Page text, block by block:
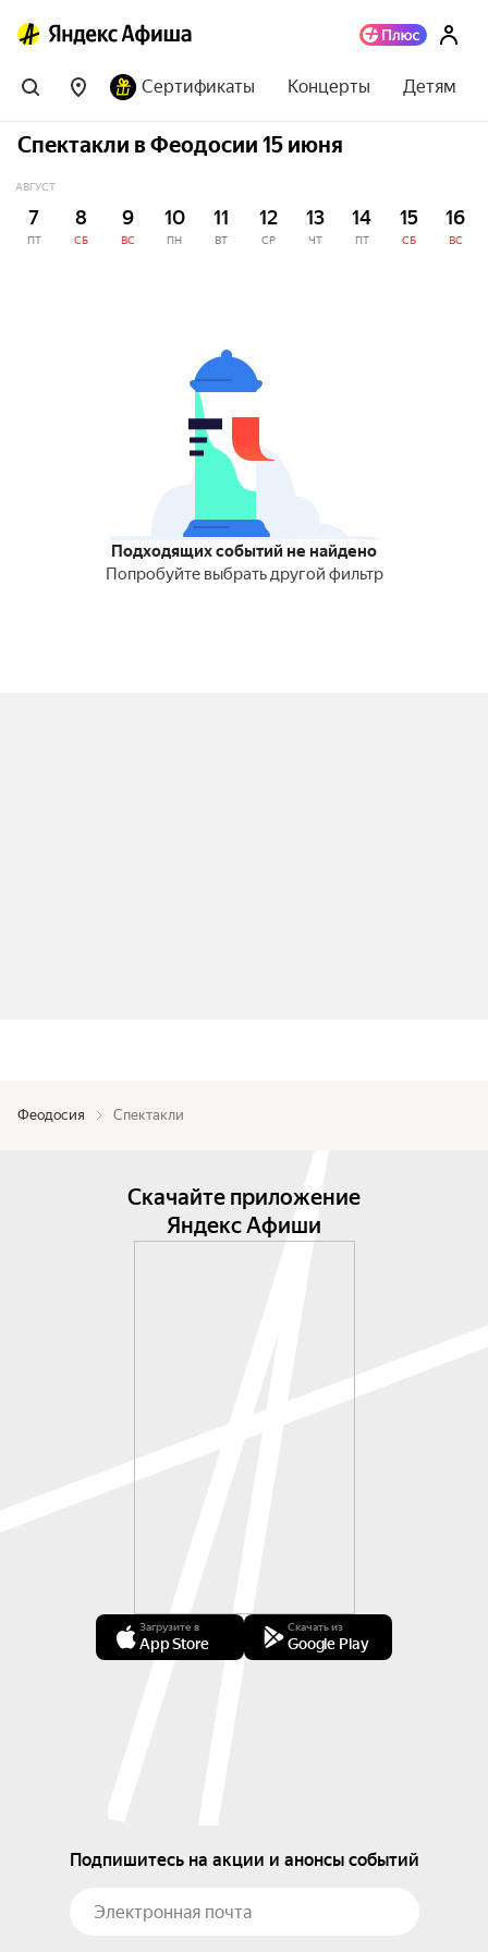
Сертификаты Концерты Детям
Спектакли в Феодосии 15 июня
АВГУСТ
7
ПТ
8
СБ
9
ВС
10
ПН
11
ВТ
12
СР
13
ЧТ
14
ПТ
15
СБ
16
ВС
Подходящих событий не найдено
Попробуйте выбрать другой фильтр
Феодосия Спектакли
Скачайте приложение
Яндекс Афиши
Загрузите в
App Store
Скачать из
Google Play
Подпишитесь на акции и анонсы событий